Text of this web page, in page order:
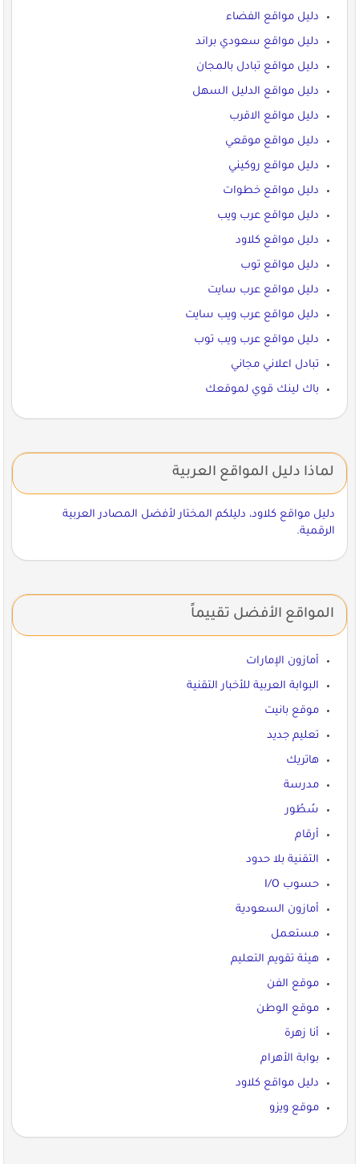
دليل مواقع الفضاء
دليل مواقع سعودي براند
دليل مواقع تبادل بالمجان
دليل مواقع الدليل السهل
دليل مواقع الاقرب
دليل مواقع موقعي
دليل مواقع روكيني
دليل مواقع خطوات
دليل مواقع عرب ويب
دليل مواقع كلاود
دليل مواقع توب
دليل مواقع عرب سايت
دليل مواقع عرب ويب سايت
دليل مواقع عرب ويب توب
تبادل اعلاني مجاني
باك لينك قوي لموقعك
لماذا دليل المواقع العربية
دليل مواقع كلاود، دليلكم المختار لأفضل المصادر العربية
الرقمية.
المواقع الأفضل تقييماً
أمازون الإمارات
البوابة العربية للأخبار التقنية
موقع بانيت
تعليم جديد
هاتريك
مدرسة
سُطُور
أرقام
التقنية بلا حدود
حسوب I/O
أمازون السعودية
مستعمل
هيئة تقويم التعليم
موقع الفن
موقع الوطن
أنا زهرة
بوابة الأهرام
دليل مواقع كلاود
موقع ويزو